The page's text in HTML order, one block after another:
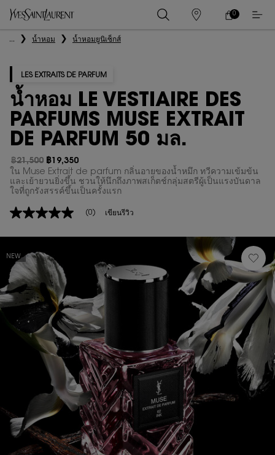
ร้าน
ค้า
ตะกร้า
0
0 PRODUCT IN
เนื้อหาหลัก
... น้ำหอม น้ำหอมยูนิเซ็กส์
LES EXTRAITS DE PARFUM
น้ำหอม LE VESTIAIRE DES
PARFUMS MUSE EXTRAIT
DE PARFUM 50 มล.
ราคาเก่า
฿21,500
ราคาใหม่
฿19,350
ใน Muse Extrait de parfum กลิ่นอายของน้ำหมึก ทวีความเข้มข้น
และเย้ายวนยิ่งขึ้น ชวนให้นึกถึงภาพสเก็ตช์กลุ่มสตรีผู้เป็นแรงบันดาล
ใจที่ถูกรังสรรค์ขึ้นเป็นครั้งแรก
ไม่มี
คะแนน
หน้า
เดียวกัน
(0) เขียนรีวิว
NEW